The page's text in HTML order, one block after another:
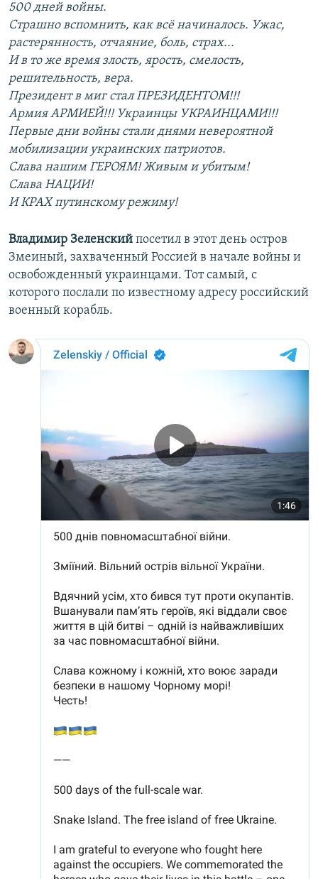
500 дней войны.
Страшно вспомнить, как всё начиналось. Ужас,
растерянность, отчаяние, боль, страх...
И в то же время злость, ярость, смелость,
решительность, вера.
Президент в миг стал ПРЕЗИДЕНТОМ!!!
Армия АРМИЕЙ!!! Украинцы УКРАИНЦАМИ!!!
Первые дни войны стали днями невероятной
мобилизации украинских патриотов.
Слава нашим ГЕРОЯМ! Живым и убитым!
Слава НАЦИИ!
И КРАХ путинскому режиму!
Владимир Зеленский посетил в этот день остров
Змеиный, захваченный Россией в начале войны и
освобожденный украинцами. Тот самый, с
которого послали по известному адресу российский
военный корабль.